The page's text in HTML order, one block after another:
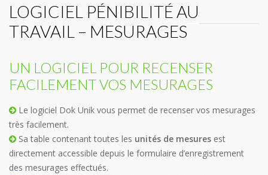
LOGICIEL PÉNIBILITÉ AU
TRAVAIL – MESURAGES
UN LOGICIEL POUR RECENSER
FACILEMENT VOS MESURAGES
Le logiciel Dok Unik vous permet de recenser vos mesurages
très facilement.
Sa table contenant toutes les unités de mesures est
directement accessible depuis le formulaire d’enregistrement
des mesurages effectués.